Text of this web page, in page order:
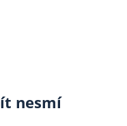
nesmí